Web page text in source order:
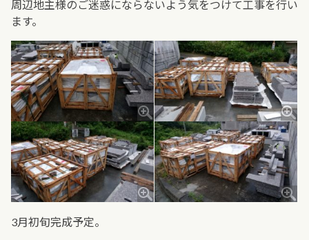
周辺地主様のご迷惑にならないよう気をつけて工事を行い
ます。
3月初旬完成予定。